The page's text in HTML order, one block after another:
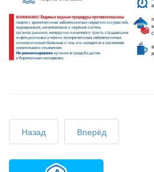
Назад Вперёд